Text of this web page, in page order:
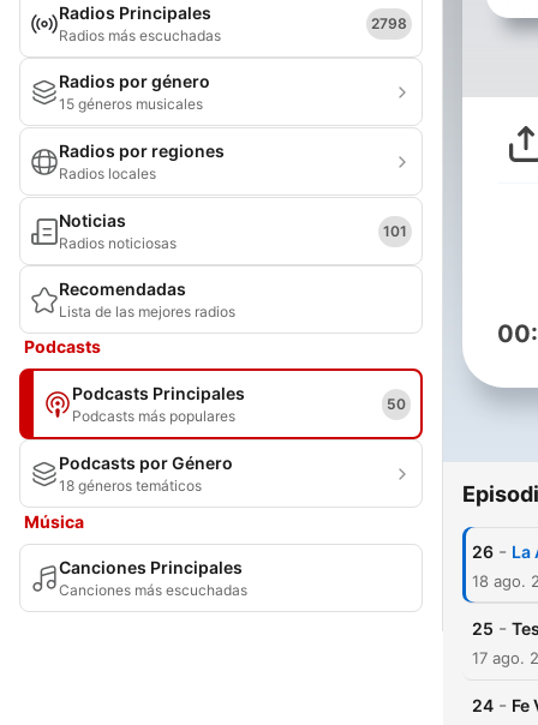
Radios Principales
Radios más escuchadas
2798
Radios por género
15 géneros musicales
Radios por regiones
Radios locales
Noticias
Radios noticiosas
101
Recomendadas
Lista de las mejores radios
Podcasts
Podcasts Principales
Podcasts más populares
50
Podcasts por Género
18 géneros temáticos
Música
Canciones Principales
Canciones más escuchadas
26 - La
18 ago.
25 -
17 ago.
24 - Fe